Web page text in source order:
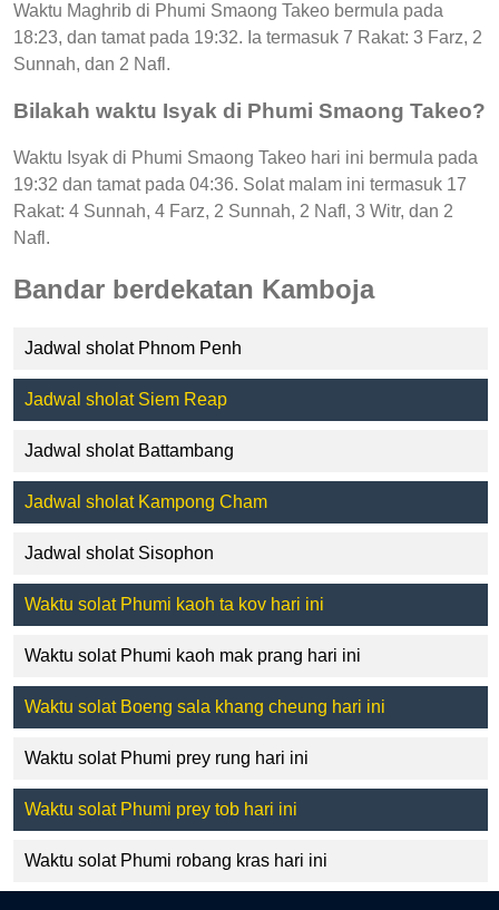
Waktu Maghrib di Phumi Smaong Takeo bermula pada
18:23, dan tamat pada 19:32. Ia termasuk 7 Rakat: 3 Farz, 2
Sunnah, dan 2 Nafl.
Bilakah waktu Isyak di Phumi Smaong Takeo?
Waktu Isyak di Phumi Smaong Takeo hari ini bermula pada
19:32 dan tamat pada 04:36. Solat malam ini termasuk 17
Rakat: 4 Sunnah, 4 Farz, 2 Sunnah, 2 Nafl, 3 Witr, dan 2
Nafl.
Bandar berdekatan Kamboja
Jadwal sholat Phnom Penh
Jadwal sholat Siem Reap
Jadwal sholat Battambang
Jadwal sholat Kampong Cham
Jadwal sholat Sisophon
Waktu solat Phumi kaoh ta kov hari ini
Waktu solat Phumi kaoh mak prang hari ini
Waktu solat Boeng sala khang cheung hari ini
Waktu solat Phumi prey rung hari ini
Waktu solat Phumi prey tob hari ini
Waktu solat Phumi robang kras hari ini